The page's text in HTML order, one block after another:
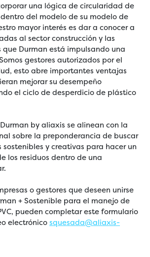
una lógica de circularidad de
dentro del modelo de su modelo de
mayor interés es dar a conocer a
al sector construcción y las
Durman está impulsando una
gestores autorizados por el
esto abre importantes ventajas
mejorar su desempeño
el ciclo de desperdicio de plástico
by aliaxis se alinean con la
sobre la preponderancia de buscar
y creativas para hacer un
los residuos dentro de una
o gestores que deseen unirse
+ Sostenible para el manejo de
pueden completar este formulario
electrónico squesada@aliaxis-